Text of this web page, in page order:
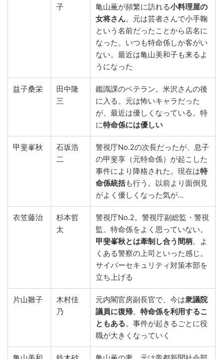
子
亀山薫が頻繁に訪れる小料理屋の
女将さん。元は芸者さんで小手鞠
という名前だったことから店名に
なった。いつも特命係しか客がい
ない。最近は亀山美和子も来るよ
うになった
益子桑栄
田中隆
三
鑑識課のベテラン。米沢さんの後
に入る。元は怖いキャラだった
が、最近は優しくなっている。特
に特命係には優しい
甲斐峯秋
石坂浩
二
警視庁No.2の次長だったが、息子
の甲斐享（元特命係）が起こした
事件により降格された。現在は特
命係統括も行う。以前より面倒見
がよく優しくなった気が…
衣笠藤治
杉本哲
太
警視庁No.2。警視庁副総監・警視
監。特命係をよく思っていない。
甲斐峯秋とは牽制し合う間柄。よ
くある警察の上司といった感じ。
サイバーセキュリティ対策本部を
立ち上げる
片山雛子
木村佳
乃
元内閣官房副長官で、今は衆議院
議員に復帰。 特命係を利用するこ
ともある。事件が起きるごとに役
職が大きくなっていく